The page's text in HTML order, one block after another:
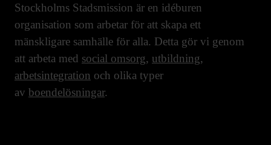
Stockholms Stadsmission är en idéburen
organisation som arbetar för att skapa ett
mänskligare samhälle för alla. Detta gör vi genom
att arbeta med social omsorg, utbildning,
arbetsintegration och olika typer
av boendelösningar.